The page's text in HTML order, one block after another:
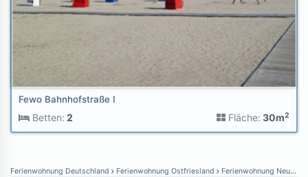
Fewo Bahnhofstraße I
Betten: 2 Fläche: 30m2
Ferienwohnung Deutschland Ferienwohnung Ostfriesland Ferienwohnung Neuharlingersiel